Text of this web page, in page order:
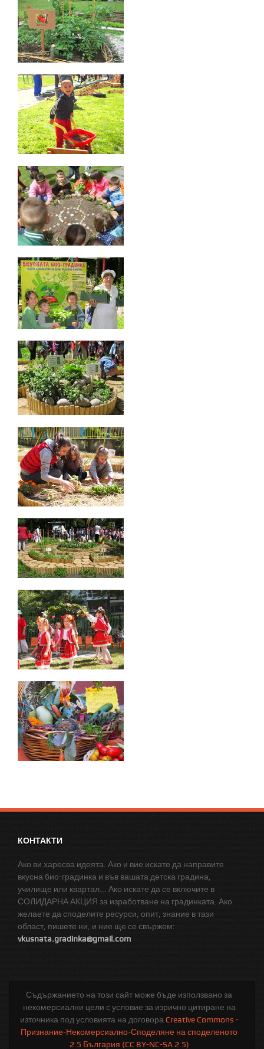
КОНТАКТИ
Ако ви харесва идеята. Ако и вие искате да направите
вкусна био-градинка и във вашата детска градина,
училище или квартал... Ако искате да се включите в
СОЛИДАРНА АКЦИЯ за изработване на градинката. Ако
желаете да споделите ресурси, опит, знание в тази
област, пишете ни, и ние ще се свържем:
vkusnata.gradinka@gmail.com
Съдържанието на този сайт може бъде използвано за
некомерсиални цели с условие за изрично цитиране на
източника под условията на договора Creative Commons -
Признание-Некомерсиално-Споделяне на споделеното
2.5 България (CC BY-NC-SA 2.5)